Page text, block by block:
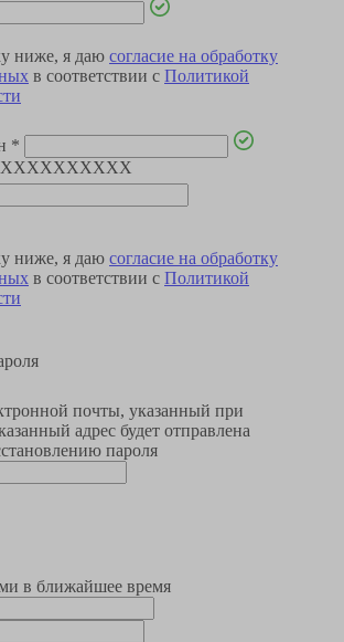
ниже, я даю согласие на обработку
в соответствии с Политикой
*
ниже, я даю согласие на обработку
в соответствии с Политикой
почты, указанный при
адрес будет отправлена
пароля
в ближайшее время